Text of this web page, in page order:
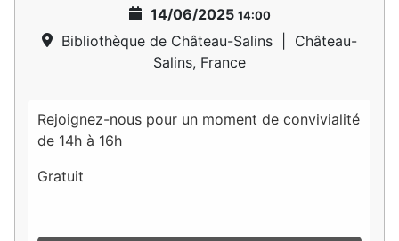
14/06/2025 14:00
Bibliothèque de Château-Salins
Château-
Salins, France
Rejoignez-nous pour un moment de convivialité
de 14h à 16h
Gratuit